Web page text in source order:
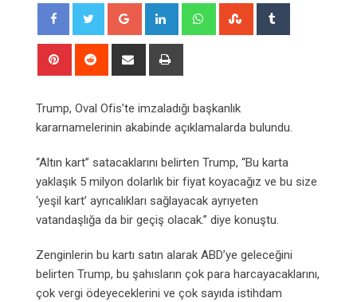
Google+ LinkedIn WhatsappStumbleUpon
Pinterest Reddit
Share
Trump, Oval Ofis’te imzaladığı başkanlık
kararnamelerinin akabinde açıklamalarda bulundu.
“Altın kart” satacaklarını belirten Trump, “Bu karta
yaklaşık 5 milyon dolarlık bir fiyat koyacağız ve bu size
‘yeşil kart’ ayrıcalıkları sağlayacak ayrıyeten
vatandaşlığa da bir geçiş olacak.” diye konuştu.
Zenginlerin bu kartı satın alarak ABD’ye geleceğini
belirten Trump, bu şahısların çok para harcayacaklarını,
çok vergi ödeyeceklerini ve çok sayıda istihdam